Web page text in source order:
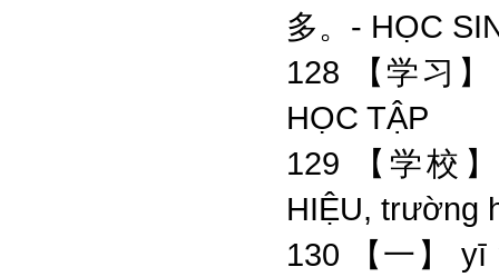
多。- HỌC
128 【学习
HỌC TẬP
129 【学校
HIỆU, trường
130 【一】 yī